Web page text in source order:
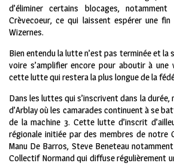
d’éliminer certains blocages,
Crèvecoeur, ce qui laissent espérer une
Wizernes.
Bien entendu la lutte n’est pas terminée et
voire s’amplifier encore pour aboutir à une
cette lutte qui restera la plus longue de la
Dans les luttes qui s’inscrivent dans la
d’Arblay où les camarades continuent à se
de la machine 3. Cette lutte d’inscrit
régionale initiée par des membres de notre
Manu De Barros, Steve Beneteau
Collectif Normand qui diffuse régulièrement